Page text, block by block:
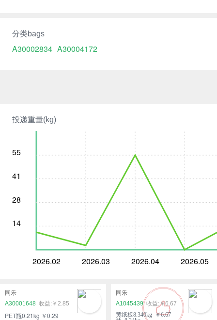
投递重量(kg)
55
41
28
14
2026.02 2026.03 2026.04 2026.05
同乐
A30001648
￥2.85
PET瓶0.21kg ￥0.29
同乐
A1045439
￥6.67
黄纸板8.340kg ￥6.67
分类bags
A30002834 A30004172